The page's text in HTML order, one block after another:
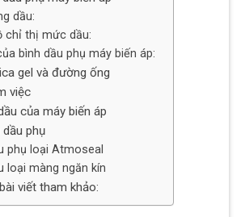
dầu:
chỉ thị mức dầu:
bình dầu phụ máy biến áp:
gel và đường ống
việc
của máy biến áp
dầu phụ
phụ loại Atmoseal
loại màng ngăn kín
viết tham khảo: